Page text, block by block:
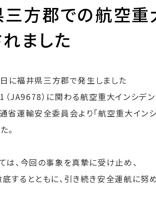
方郡での航空重
ました
に福井県三方郡で発生しました
JA9678）に関わる航空重大インシデン
省運輸安全委員会より「航空重大イン
。
は、今回の事象を真摯に受け止め、
するとともに、引き続き安全運航に努め